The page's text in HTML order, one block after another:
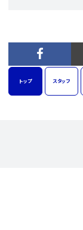
トップ スタッフ